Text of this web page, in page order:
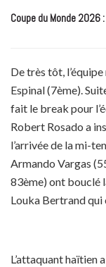
Coupe du Monde
De très tôt,
Espinal (7ème).
fait le break pour
Robert Rosado a
l’arrivée de la mi-
Armando Vargas
83ème) ont bouclé
Louka Bertrand qui
L’attaquant haïtien